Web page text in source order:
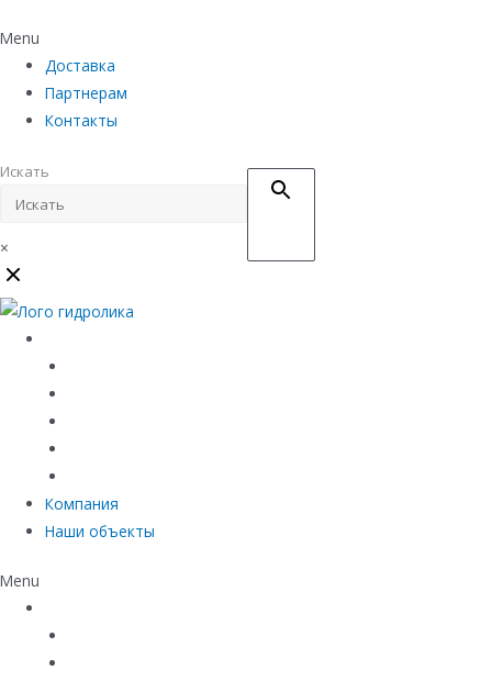
Menu
Доставка
Партнерам
Контакты
Искать
×
Компания
Наши объекты
Menu